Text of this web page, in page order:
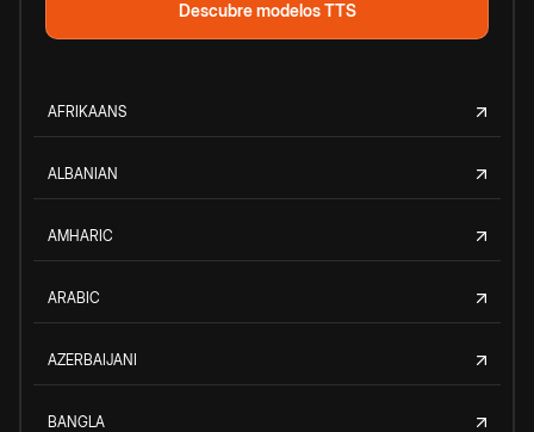
Descubre modelos TTS
AFRIKAANS
ALBANIAN
AMHARIC
ARABIC
AZERBAIJANI
BANGLA